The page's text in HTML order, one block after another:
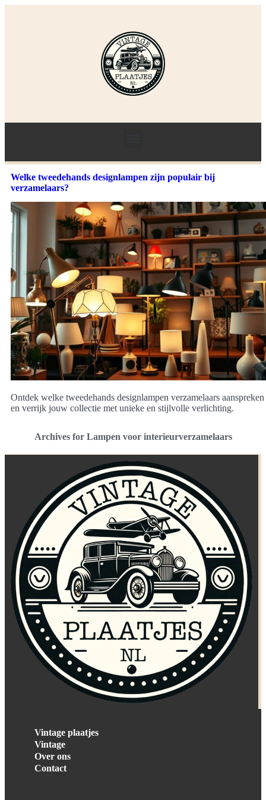
Welke tweedehands designlampen zijn populair bij
verzamelaars?
Ontdek welke tweedehands designlampen verzamelaars aanspreken
en verrijk jouw collectie met unieke en stijlvolle verlichting.
Archives for Lampen voor interieurverzamelaars
Vintage plaatjes
Vintage
Over ons
Contact